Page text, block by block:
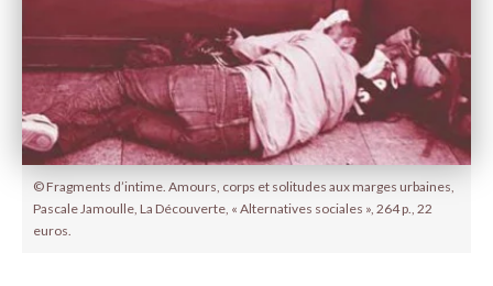
© Fragments d’intime. Amours, corps et solitudes aux marges urbaines,
Pascale Jamoulle, La Découverte, « Alternatives sociales », 264 p., 22
euros.